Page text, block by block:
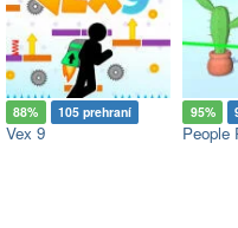
88% 105 prehraní
Vex 9
95%